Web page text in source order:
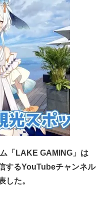
「LAKE GAMING」は
するYouTubeチャンネル
した。